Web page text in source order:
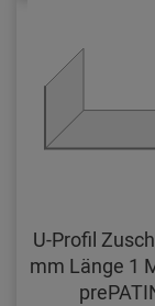
U-Profil
mm Länge 1